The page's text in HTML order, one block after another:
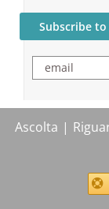
Subscribe to
email
Ascolta